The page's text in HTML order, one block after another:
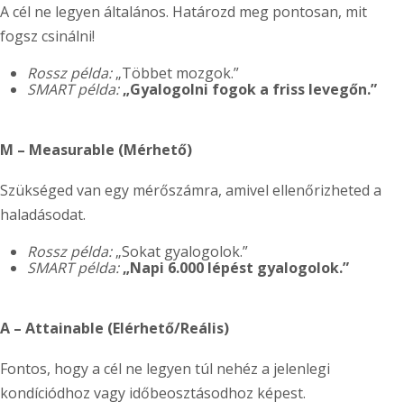
A cél ne legyen általános. Határozd meg pontosan, mit
fogsz csinálni!
Rossz példa:„Többet mozgok.”
SMART példa: „Gyalogolni fogok a friss levegőn.”
M – Measurable (Mérhető)
Szükséged van egy mérőszámra, amivel ellenőrizheted a
haladásodat.
Rossz példa:„Sokat gyalogolok.”
SMART példa: „Napi 6.000 lépést gyalogolok.”
A – Attainable (Elérhető/Reális)
Fontos, hogy a cél ne legyen túl nehéz a jelenlegi
kondíciódhoz vagy időbeosztásodhoz képest.